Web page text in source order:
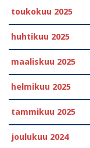
toukokuu 2025
huhtikuu 2025
maaliskuu 2025
helmikuu 2025
tammikuu 2025
joulukuu 2024